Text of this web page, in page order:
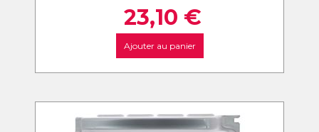
23,10 €
Ajouter au panier